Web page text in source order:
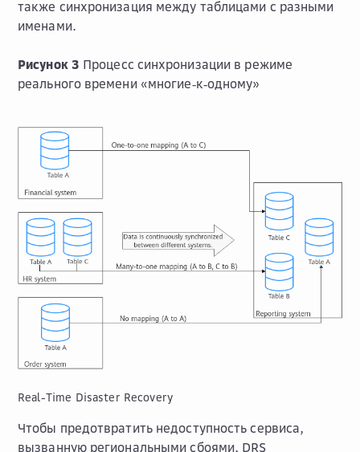
также синхронизация между таблицами с разными
именами.
Рисунок 3 Процесс синхронизации в режиме
реального времени «многие‑к‑одному»
Real-Time Disaster Recovery
Чтобы предотвратить недоступность сервиса,
вызванную региональными сбоями, DRS